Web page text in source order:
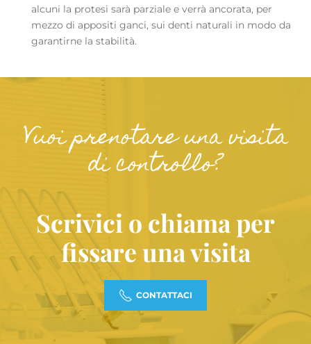
alcuni la protesi sarà parziale e verrà ancorata, per
mezzo di appositi ganci, sui denti naturali in modo da
garantirne la stabilità.
Vuoi prenotare una visita
di controllo?
Scrivici o chiama per
fissare una visita
CONTATTACI